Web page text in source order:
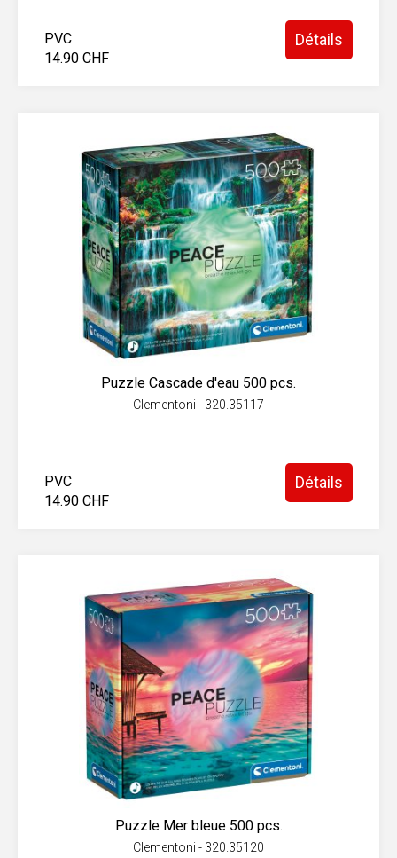
PVC
14.90 CHF
Détails
Puzzle Cascade d'eau 500 pcs.
Clementoni - 320.35117
PVC
14.90 CHF
Détails
Puzzle Mer bleue 500 pcs.
Clementoni - 320.35120